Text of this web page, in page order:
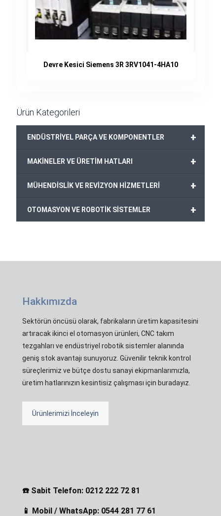
Devre Kesici Siemens 3R 3RV1041-4HA10
Ürün Kategorileri
+
ENDÜSTRİYEL PARÇA VE KOMPONENTLER
+
MAKİNELER VE ÜRETİM HATLARI
+
MÜHENDİSLİK VE REVİZYON HİZMETLERİ
+
OTOMASYON VE ROBOTİK SİSTEMLER
Hakkımızda
Sektörün öncüsü olarak, fabrikaların üretim kapasitesini
artıracak ikinci el otomasyon ürünleri, CNC takım
tezgahları ve endüstriyel robotik sistemler alanında
geniş stok avantajı sunuyoruz. Güvenilir teknik kontrol
süreçlerimiz ve bütçe dostu sanayi ekipmanlarımızla,
üretim hatlarınızın kesintisiz çalışması için buradayız.
Ürünlerimizi İnceleyin
☎️ Sabit Telefon: 0212 222 72 81
📱 Mobil / WhatsApp: 0544 281 77 61